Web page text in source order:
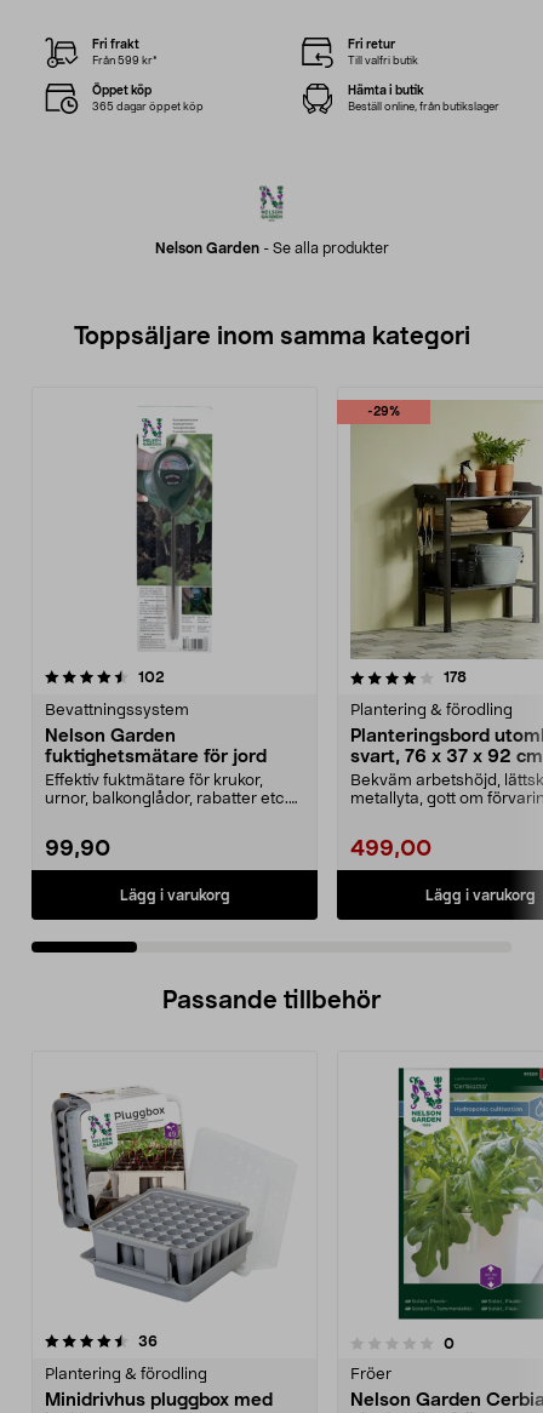
Nelson Garden- Se alla produkter
Fri frakt
Från 599 kr*
Fri retur
Till valfri butik
Öppet köp
365 dagar öppet köp
Hämta i butik
Beställ online, från butikslager
Toppsäljare inom samma kategori
102
Bevattningssystem
Nelson Garden
fuktighetsmätare för jord
Effektiv fuktmätare för krukor,
urnor, balkonglådor, rabatter etc.
99,90
Lägg i varukorg
-29%
4.0 av 5 stjärnor 178
Plantering & förodling
Planteringsbord
svart, 76 x 37 x 92 cm
Bekväm arbetshöjd,
metallyta, gott om
499,00
Lägg i varukorg
4.5 av 5 stjärnor
Passande tillbehör
36recensioner
Plantering & förodling
Minidrivhus pluggbox med
0.0 av 5 stjärnor 0recensioner
Fröer
Nelson Garden
0.0 av 5 stjärnor